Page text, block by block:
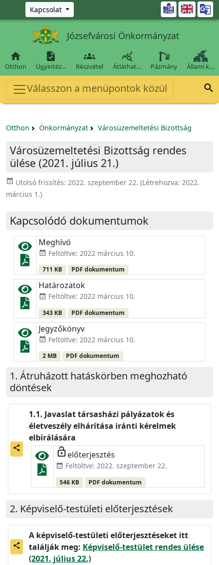
Ugrás a fő tartalomra
Kapcsolat 
Józsefvárosi Önkormányzat

Otthon

Ügyintéz…

Részvétel

Átláthat… Pázmány Állami k…
Válasszon a menüpontok közül 
Otthon Önkormányzat Városüzemeltetési Bizottság
Városüzemeltetési Bizottság rendes
ülése (2021. július 21.)
event_available Utolsó frissítés: 2022. szeptember 22. (Létrehozva: 2022.
március 1.)
Kapcsolódó dokumentumok
Meghívó
event_available Feltöltve: 2022 március 10.
711 KB PDF dokumentum
Határozatok
event_available Feltöltve: 2022 március 10.
343 KB PDF dokumentum
Jegyzőkönyv
event_available Feltöltve: 2022 március 10.
2 MB PDF dokumentum
Átruházott hatáskörben meghozható
döntések
share
Javaslat társasházi pályázatok és
életveszély elhárítása iránti kérelmek
elbírálására
lock_open előterjesztés
event_available Feltöltve: 2022. szeptember 22.
546 KB PDF dokumentum
Képviselő-testületi előterjesztések
share
A képviselő-testületi előterjesztéseket itt
találják meg: Képviselő-testület rendes ülése
(2021. július 22.)